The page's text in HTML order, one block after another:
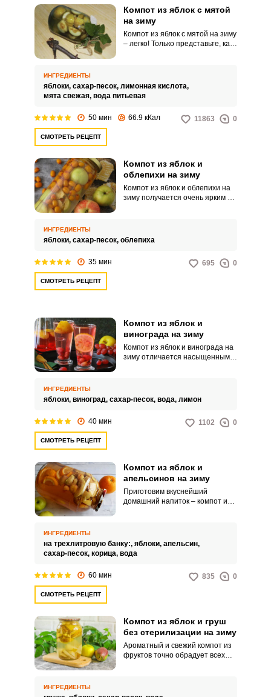
Компот из яблок с мятой
на зиму
Компот из яблок с мятой на зиму
– легко! Только представьте, как
теплых летних днях. Этот
компот не только бодрит, но и
ИНГРЕДИЕНТЫ
яблоки, сахар-песок, лимонная кислота,
мята свежая, вода питьевая
50 мин 66.9 кКал 11863 0
СМОТРЕТЬ РЕЦЕПТ
Компот из яблок и
облепихи на зиму
Компот из яблок и облепихи на
зиму получается очень ярким по
заменой магазинным сокам,
ИНГРЕДИЕНТЫ
яблоки, сахар-песок, облепиха
35 мин 695 0
СМОТРЕТЬ РЕЦЕПТ
Компот из яблок и
винограда на зиму
Компот из яблок и винограда на
зиму отличается насыщенным
напиток можно подавать со
свежей выпечкой и другими
ИНГРЕДИЕНТЫ
яблоки, виноград, сахар-песок, вода, лимон
40 мин 1102 0
СМОТРЕТЬ РЕЦЕПТ
Компот из яблок и
апельсинов на зиму
Приготовим вкуснейший
домашний напиток – компот из
всем сладкоежкам.
ИНГРЕДИЕНТЫ
на трехлитровую банку:, яблоки, апельсин,
сахар-песок, корица, вода
60 мин 835 0
СМОТРЕТЬ РЕЦЕПТ
Компот из яблок и груш
без стерилизации на зиму
Ароматный и свежий компот из
фруктов точно обрадует всех
вкусом груш, обеспечивая
ИНГРЕДИЕНТЫ